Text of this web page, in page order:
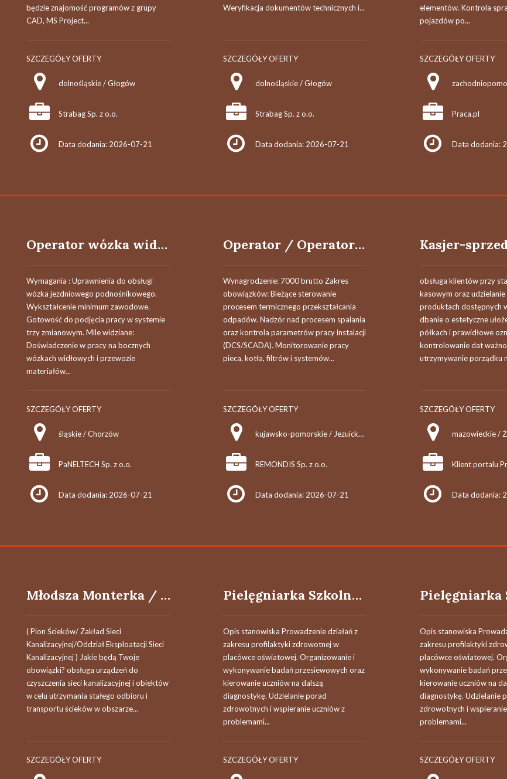
będzie znajomość programów z grupy
CAD, MS Project...
SZCZEGÓŁY OFERTY
dolnośląskie / Głogów
Strabag Sp. z o.o.
Data dodania: 2026-07-21
Weryfikacja dokumentów technicznych i...
SZCZEGÓŁY OFERTY
dolnośląskie / Głogów
Strabag Sp. z o.o.
Data dodania: 2026-07-21
elementów. Kontrola
pojazdów po...
SZCZEGÓŁY OFERTY
Praca.pl
Data dodania:
Operator wózka widłowego (K/M)
Wymagania : Uprawnienia do obsługi
wózka jezdniowego podnośnikowego.
Wykształcenie minimum zawodowe.
Gotowość do podjęcia pracy w systemie
trzy zmianowym. Mile widziane:
Doświadczenie w pracy na bocznych
wózkach widłowych i przewozie
materiałów...
SZCZEGÓŁY OFERTY
śląskie / Chorzów
PaNELTECH Sp. z o.o.
Data dodania: 2026-07-21
Operator / Operatorka
Wynagrodzenie: 7000 brutto Zakres
obowiązków: Bieżące sterowanie
procesem termicznego przekształcania
odpadów. Nadzór nad procesem spalania
oraz kontrola parametrów pracy instalacji
(DCS/SCADA). Monitorowanie pracy
pieca, kotła, filtrów i systemów...
SZCZEGÓŁY OFERTY
kujawsko-pomorskie / Jezuicka Struga
REMONDIS Sp. z o.o.
Data dodania: 2026-07-21
obsługa klientów przy
kasowym oraz
produktach dostępnych
dbanie o estetyczne
półkach i prawidłowe
kontrolowanie dat
utrzymywanie porządku
SZCZEGÓŁY OFERTY
Klient portalu
Data dodania:
Młodsza Monterka / Młodszy Monter / Monterka / Monter Sieci Kanalizacyjnej w Oddziale Eksploatacji Sieci (k/m/n)
( Pion Ścieków/ Zakład Sieci
Kanalizacyjnej/Oddział Eksploatacji Sieci
Kanalizacyjnej ) Jakie będą Twoje
obowiązki? obsługa urządzeń do
czyszczenia sieci kanalizacyjnej i obiektów
w celu utrzymania stałego odbioru i
transportu ścieków w obszarze...
SZCZEGÓŁY OFERTY
Pielęgniarka Szkolna / Pielęgniarz Szkolny
Opis stanowiska Prowadzenie działań z
zakresu profilaktyki zdrowotnej w
placówce oświatowej. Organizowanie i
wykonywanie badań przesiewowych oraz
kierowanie uczniów na dalszą
diagnostykę. Udzielanie porad
zdrowotnych i wspieranie uczniów z
problemami...
SZCZEGÓŁY OFERTY
Opis stanowiska
zakresu profilaktyki
placówce oświatowej.
wykonywanie badań
kierowanie uczniów na
diagnostykę. Udzielanie
zdrowotnych i
problemami...
SZCZEGÓŁY OFERTY